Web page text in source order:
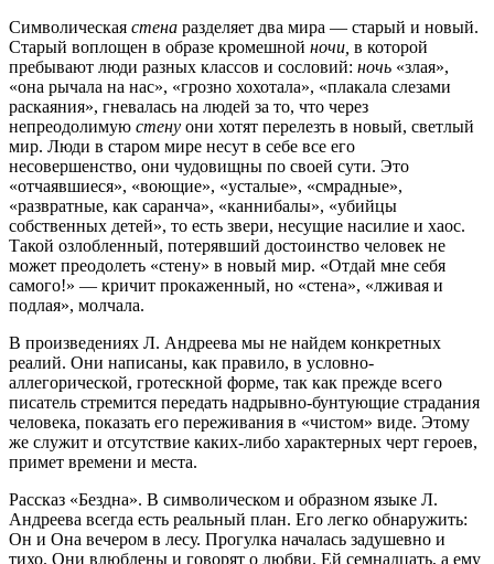
Символическая стена разделяет два мира — старый и новый.
Старый воплощен в образе кромешной ночи, в которой
пребывают люди разных классов и сословий: ночь «злая»,
«она рычала на нас», «грозно хохотала», «плакала слезами
раскаяния», гневалась на людей за то, что через
непреодолимую стену они хотят перелезть в новый, светлый
мир. Люди в старом мире несут в себе все его
несовершенство, они чудовищны по своей сути. Это
«отчаявшиеся», «воющие», «усталые», «смрадные»,
«развратные, как саранча», «каннибалы», «убийцы
собственных детей», то есть звери, несущие насилие и хаос.
Такой озлобленный, потерявший достоинство человек не
может преодолеть «стену» в новый мир. «Отдай мне себя
самого!» — кричит прокаженный, но «стена», «лживая и
подлая», молчала.
В произведениях Л. Андреева мы не найдем конкретных
реалий. Они написаны, как правило, в условно-
аллегорической, гротескной форме, так как прежде всего
писатель стремится передать надрывно-бунтующие страдания
человека, показать его переживания в «чистом» виде. Этому
же служит и отсутствие каких-либо характерных черт героев,
примет времени и места.
Рассказ «Бездна». В символическом и образном языке Л.
Андреева всегда есть реальный план. Его легко обнаружить:
Он и Она вечером в лесу. Прогулка началась задушевно и
тихо. Они влюблены и говорят о любви. Ей семнадцать, а ему